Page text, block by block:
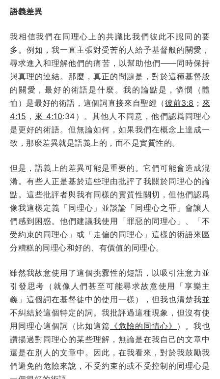
語義差異
我相信我們在同理心上的共識比我們彼此不認同的要
多。例如，我一直主張對受苦的人給予基督般的關愛，
尋求進入和理解他們的痛苦，以幫助他們——同時保持
與真理的連結。那麼，真正的問題是，對於這種基督般
的關愛，最好的術語是什麼。我的論點是，憐憫（體
恤）是最好的術語，這個詞直接來自聖經（彼前3:8 ； 來
4:15 ， 來 4:10:34）。其他人不同意，他們認爲同理心
是更好的術語。但無論如何，如果我們在概念上達成一
致，那麼差異就是語義上的，而不是實質性的。
但是，語義上的差異可能是重要的。它們可能會造成混
淆。有些人正是基於這些理由批評了我關於同理心的論
點。這些批評者與我有同樣的實質性關切，但他們認爲
像我這樣定義「同理心」並談論「同理心之罪」會讓人
們感到困惑。他們建議我使用「罪惡的同理心」、「不
受約束的同理心」或「走偏的同理心」這樣的術語來區
分糟糕的同理心和好的、有價值的同理心。
雖然我故意使用了這個挑釁性的短語，以吸引注意力並
引發思考（就像人們甚至可能尋求故意使用「享樂主
義」這個詞在基督徒中的使用一樣），但我也清楚我並
不糾結於這個特定的詞。我批評過這種現象，但沒有使
用同理心這個詞（比如這篇 《危險的同情心》 ）。我也
讚揚過對同理心的某些理解，無論是在我自己的文章中
還是在別人的文章中。因此，在我看來，對於我鼓勵我
們避免的危險來說，不受約束的或不受控制的同理心是